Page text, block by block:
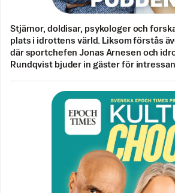
Stjärnor, doldisar, psykologer och
plats i idrottens värld. Liksom förstås
där sportchefen Jonas Arnesen och
Rundqvist bjuder in gäster för